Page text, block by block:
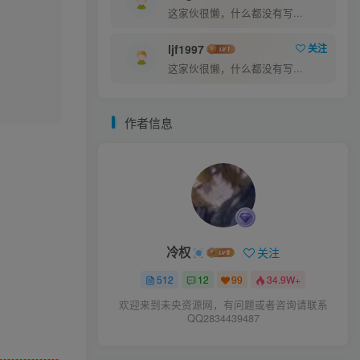
这家伙很懒，什么都没有写...
ljf1997
关注
这家伙很懒，什么都没有写...
作者信息
冷权 关注
512 12 99 34.9W+
欢迎来到未央资源网，有问题或者咨询请联系
QQ2834439487